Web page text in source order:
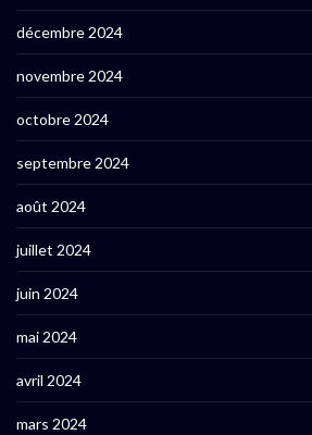
décembre 2024
novembre 2024
octobre 2024
septembre 2024
août 2024
juillet 2024
juin 2024
mai 2024
avril 2024
mars 2024